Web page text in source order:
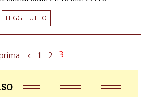
LEGGI TUTTO
‹ 1 2 3